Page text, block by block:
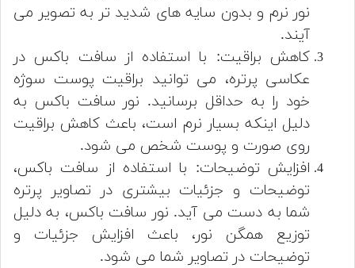
نور نرم و بدون سایه های شدید تر به تصویر می
آیند.
کاهش براقیت: با استفاده از سافت باکس در
عکاسی پرتره، می توانید براقیت پوست سوژه
خود را به حداقل برسانید. نور سافت باکس به
دلیل اینکه بسیار نرم است، باعث کاهش براقیت
روی صورت و پوست شخص می شود.
افزایش توضیحات: با استفاده از سافت باکس،
توضیحات و جزئیات بیشتری در تصاویر پرتره
شما به دست می آید. نور سافت باکس، به دلیل
توزیع همگن نور، باعث افزایش جزئیات و
توضیحات در تصاویر شما می شود.